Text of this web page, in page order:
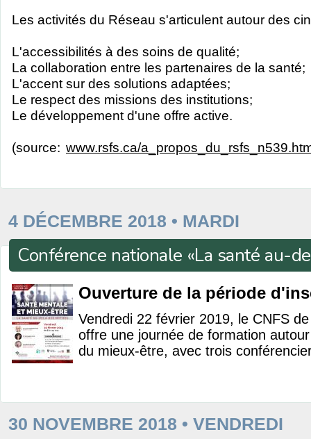
Les activités du Réseau s'articulent autour des
L'accessibilités à des soins de qualité;
La collaboration entre les partenaires de la santé;
L'accent sur des solutions adaptées;
Le respect des missions des institutions;
Le développement d'une offre active.
(source: www.rsfs.ca/
4 DÉCEMBRE 2018 • MARDI
Conférence nationale «La santé au-
Ouverture de la période
Vendredi 22 février 2019, le CNFS
offre une journée de formation
du mieux-être, avec trois
30 NOVEMBRE 2018 • VENDREDI